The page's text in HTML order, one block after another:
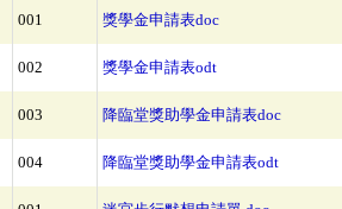
001 獎學金申請表doc
002 獎學金申請表odt
003 降臨堂獎助學金申請表doc
004 降臨堂獎助學金申請表odt